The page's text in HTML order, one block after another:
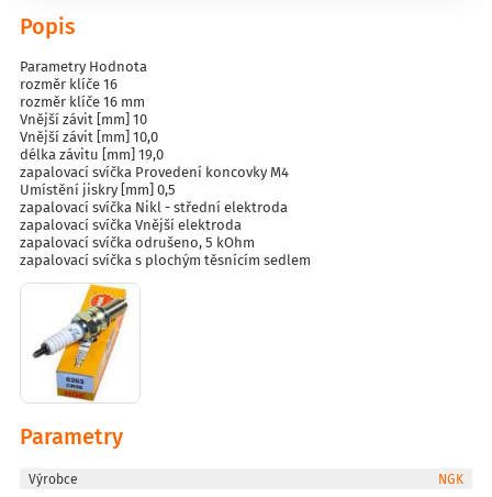
Popis
Parametry Hodnota
rozměr klíče 16
rozměr klíče 16 mm
Vnější závit [mm] 10
Vnější závit [mm] 10,0
délka závitu [mm] 19,0
zapalovací svíčka Provedení koncovky M4
Umístění jiskry [mm] 0,5
zapalovací svíčka Nikl - střední elektroda
zapalovací svíčka Vnější elektroda
zapalovací svíčka odrušeno, 5 kOhm
zapalovací svíčka s plochým těsnícím sedlem
Parametry
Výrobce NGK